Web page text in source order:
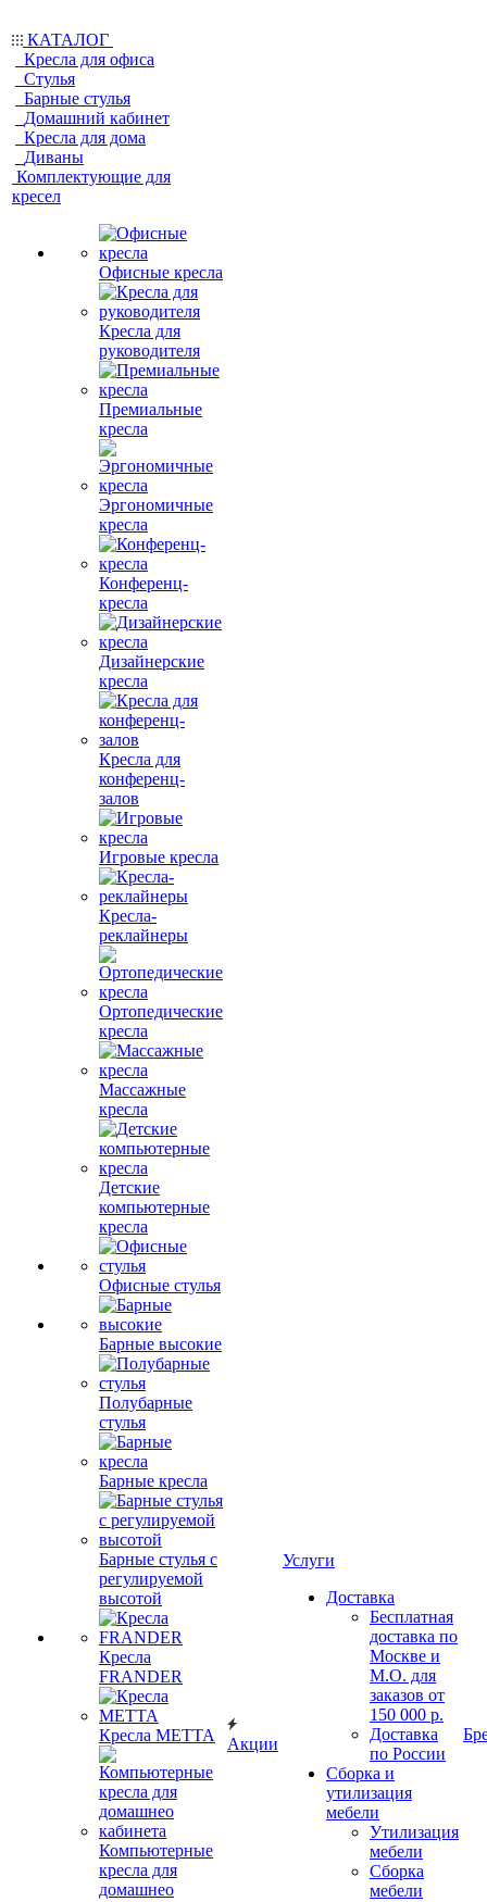
КАТАЛОГ
Кресла для офиса
Стулья
Барные стулья
Домашний кабинет
Кресла для дома
Диваны
Комплектующие для
кресел
Офисные кресла
Кресла для
руководителя
Премиальные
кресла
Эргономичные
кресла
Конференц-
кресла
Дизайнерские
кресла
Кресла для
конференц-
залов
Игровые кресла
Кресла-
реклайнеры
Ортопедические
кресла
Массажные
кресла
Детские
компьютерные
кресла
Офисные стулья
Барные высокие
Полубарные
стулья
Барные кресла
Барные стулья с
регулируемой
высотой
Кресла
FRANDER
Кресла METTA
Компьютерные
кресла для
домашнео
Акции
Услуги
Доставка
Бесплатная
доставка по
Москве и
М.О. для
заказов от
150 000 р.
Доставка
по России
Сборка и
утилизация
мебели
Утилизация
мебели
Сборка
мебели